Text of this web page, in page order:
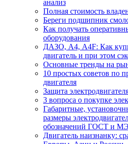
анализ
Полная стоимость
Береги подшипник
Как получать
оборудования
ДАЗО, А4, А4F: Как
двигатель и при этом
Основные тренды на
10 простых советов по
двигателя
Защита
3 вопроса о покупке
Габаритные,
размеры
обозначений ГОСТ и
Двигатель наизнанку: